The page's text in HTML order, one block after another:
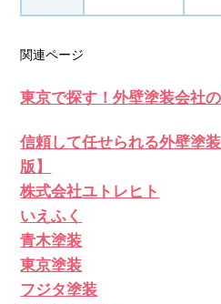
関連ページ
東京で探す！外壁塗装会社
信頼して任せられる外壁塗
版】
株式会社ユトレヒト
いえふく
青木塗装
東京塗装
フジタ塗装